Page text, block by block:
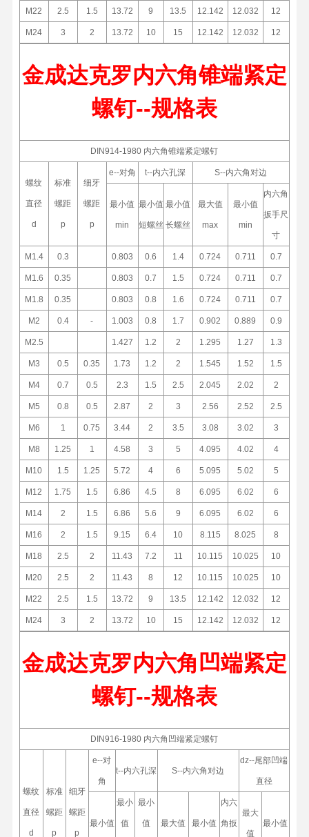
M22 2.5 1.5 13.72 9 13.5 12.142 12.032 12
M24 3 2 13.72 10 15 12.142 12.032 12
金成达克罗内六角锥端紧定
螺钉--规格表
DIN914-1980 内六角锥端紧定螺钉
螺纹
直径
d
标准
螺距
p
细牙
螺距
p
e--对角 t--内六孔深 S--内六角对边
最小值
min
最小值
短螺丝
最小值
长螺丝
最大值
max
最小值
min
内六角
扳手尺
寸
M1.4 0.3 0.803 0.6 1.4 0.724 0.711 0.7
M1.6 0.35 0.803 0.7 1.5 0.724 0.711 0.7
M1.8 0.35 0.803 0.8 1.6 0.724 0.711 0.7
M2 0.4 - 1.003 0.8 1.7 0.902 0.889 0.9
M2.5 1.427 1.2 2 1.295 1.27 1.3
M3 0.5 0.35 1.73 1.2 2 1.545 1.52 1.5
M4 0.7 0.5 2.3 1.5 2.5 2.045 2.02 2
M5 0.8 0.5 2.87 2 3 2.56 2.52 2.5
M6 1 0.75 3.44 2 3.5 3.08 3.02 3
M8 1.25 1 4.58 3 5 4.095 4.02 4
M10 1.5 1.25 5.72 4 6 5.095 5.02 5
M12 1.75 1.5 6.86 4.5 8 6.095 6.02 6
M14 2 1.5 6.86 5.6 9 6.095 6.02 6
M16 2 1.5 9.15 6.4 10 8.115 8.025 8
M18 2.5 2 11.43 7.2 11 10.115 10.025 10
M20 2.5 2 11.43 8 12 10.115 10.025 10
M22 2.5 1.5 13.72 9 13.5 12.142 12.032 12
M24 3 2 13.72 10 15 12.142 12.032 12
金成达克罗内六角凹端紧定
螺钉--规格表
DIN916-1980 内六角凹端紧定螺钉
螺纹
直径
d
标准
螺距
p
细牙
螺距
p
e--对
角
t--内六孔深 S--内六角对边
dz--尾部凹端
直径
最小值
最小
值
最小
值 最大值 最小值
内六
角扳
最大
值
最小值